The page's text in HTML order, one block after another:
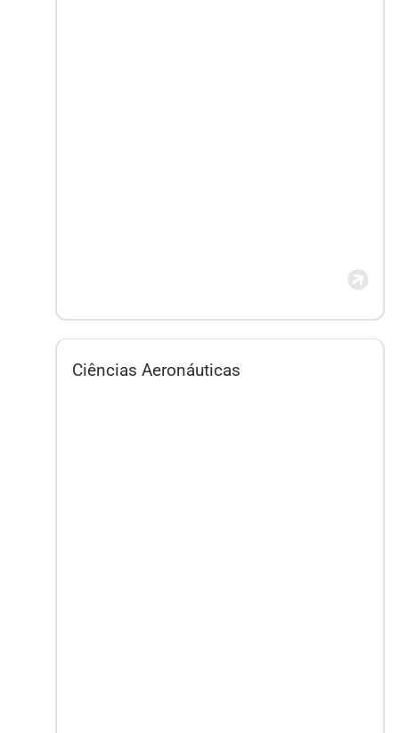
Ciências Aeronáuticas